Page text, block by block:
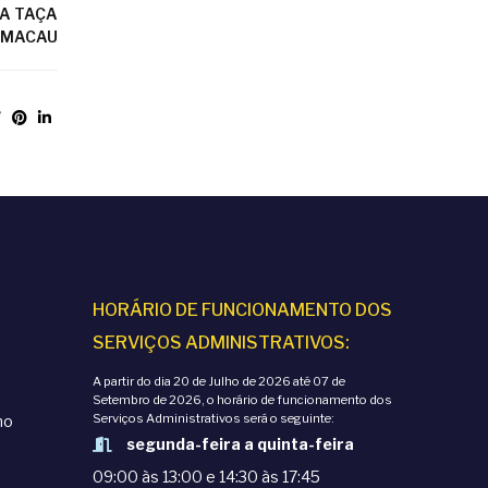
TAÇA
HORÁRIO DE FUNCIONAMENTO DOS
SERVIÇOS ADMINISTRATIVOS:
A partir do dia 20 de Julho de 2026 até 07 de
Setembro de 2026, o horário de funcionamento dos
Serviços Administrativos será o seguinte:
segunda-feira a quinta-feira
09:00 às 13:00 e 14:30 às 17:45